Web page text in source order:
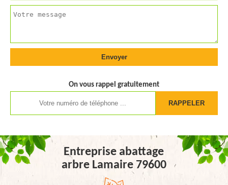
On vous rappel gratuitement
Entreprise abattage
arbre Lamaire 79600